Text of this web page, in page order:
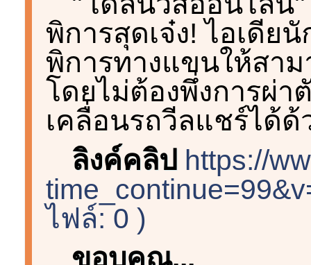
พิการสุดเจ๋ง! ไอเดีย
พิการทางแขนให้สาม
โดยไม่ต้องพึ่งการผ่
เคลื่อนรถวีลแชร์ได้ด้
ลิงค์คลิป https://
ไฟล์: 0 )
ขอบคุณ...